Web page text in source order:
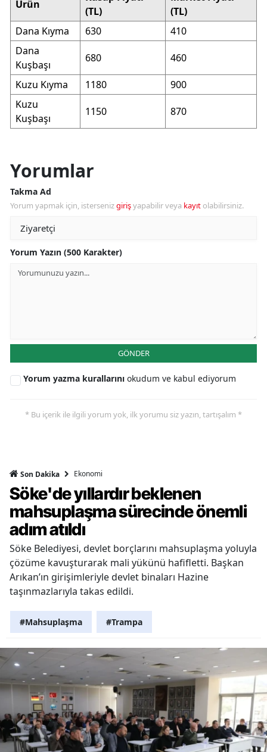
Ürün
(TL)
(TL)
Dana Kıyma
630
410
Dana
Kuşbaşı
680 460
Kuzu Kıyma 1180
900
Kuzu
Kuşbaşı
1150 870
Yorumlar
Takma Ad
Yorum yapmak için, istersenizgirişyapabilir veya kayıt olabilirsiniz.
Yorum Yazın (500 Karakter)
GÖNDER
Yorum yazma kurallarını okudum ve kabul ediyorum
* Bu içerik ile ilgili yorum yok, ilk yorumu siz yazın, tartışalım *
Son Dakika Ekonomi
Söke'de yıllardır beklenen
mahsuplaşma sürecinde önemli
adım atıldı
Söke Belediyesi, devlet borçlarını mahsuplaşma yoluyla
çözüme kavuşturarak mali yükünü hafifletti. Başkan
Arıkan’ın girişimleriyle devlet binaları Hazine
taşınmazlarıyla takas edildi.
#Mahsuplaşma #Trampa